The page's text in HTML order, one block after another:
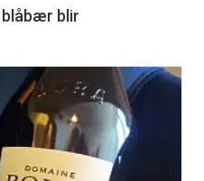
blåbær blir